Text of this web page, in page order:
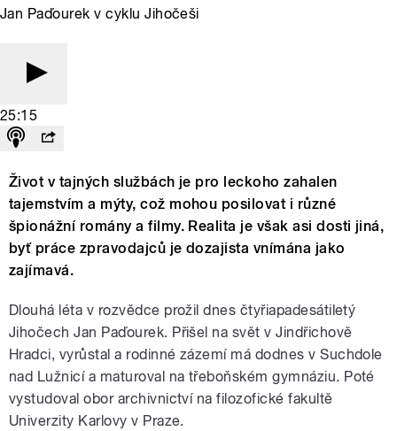
Jan Paďourek v cyklu Jihočeši
25:15
Život v tajných službách je pro leckoho zahalen
tajemstvím a mýty, což mohou posilovat i různé
špionážní romány a filmy. Realita je však asi dosti jiná,
byť práce zpravodajců je dozajista vnímána jako
zajímavá.
Dlouhá léta v rozvědce prožil dnes čtyřiapadesátiletý
Jihočech Jan Paďourek. Přišel na svět v Jindřichově
Hradci, vyrůstal a rodinné zázemí má dodnes v Suchdole
nad Lužnicí a maturoval na třeboňském gymnáziu. Poté
vystudoval obor archivnictví na filozofické fakultě
Univerzity Karlovy v Praze.